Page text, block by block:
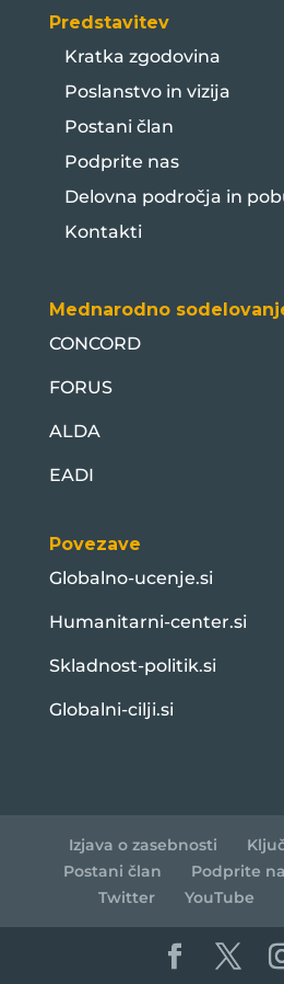
Predstavitev
Kratka zgodovina
Poslanstvo in vizija
Postani član
Podprite nas
Delovna področja in
Kontakti
Mednarodno
CONCORD
FORUS
ALDA
EADI
Povezave
Globalno-ucenje.si
Humanitarni-center.si
Skladnost-politik.si
Globalni-cilji.si
Izjava o zasebnosti
Postani član
Podprite
Twitter
YouTube